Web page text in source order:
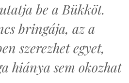
be a Bükköt.
bringája, az a
szerezhet egyet,
hiánya sem okozhat